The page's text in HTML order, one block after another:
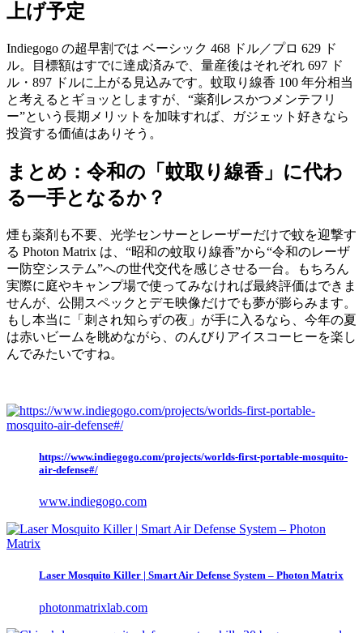
上げ予定
Indiegogo の超早割では ベーシック 468 ドル／プロ 629 ド
ル。目標額はすでに達成済みで、量産後はそれぞれ 697 ド
ル・897 ドルに上がる見込みです。蚊取り線香 100 年分相当
と考えるとギョッとしますが、“薬剤レスかつメンテフリ
ー”という長期メリットを加味すれば、ガジェット好きなら
投資する価値はありそう。
まとめ：令和の「蚊取り線香」に代わ
る一手となるか？
煙も薬剤も不要、光学センサーとレーザーだけで蚊を迎撃す
る Photon Matrix は、“昭和の蚊取り線香”から“令和のレーザ
ー防空システム”への世代交代を感じさせる一台。もちろん
実際に庭やキャンプ場で使ってみなければ最終評価はできま
せんが、公開スペックとデモ映像だけでも夢が膨らみます。
もし本当に「刺され知らずの夜」が手に入るなら、今年の夏
は赤いビームを眺めながら、のんびりアイスコーヒーを楽し
んでみたいですね。
https://www.indiegogo.com/projects/worlds-first-portable-mosquito-
air-defense#/
www.indiegogo.com
Laser Mosquito Killer | Smart Air Defense System – Photon Matrix
photonmatrixlab.com